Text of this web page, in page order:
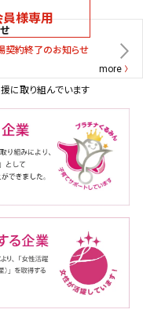
員様専用
契約終了のお知らせ
more
に取り組んでいます